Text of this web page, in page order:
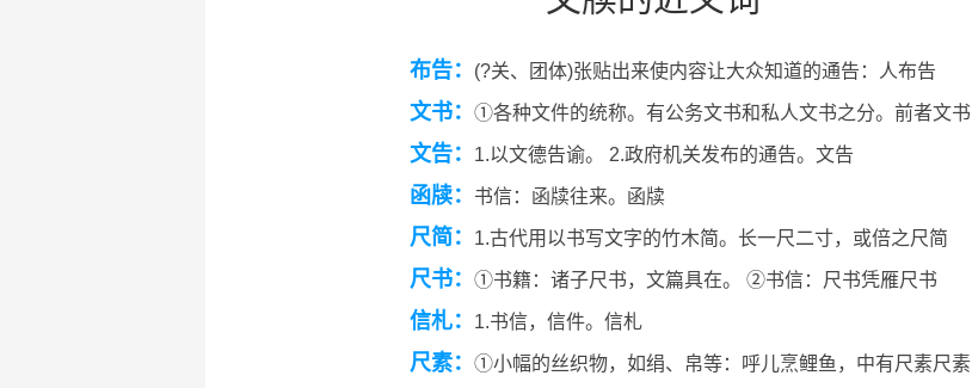
布告： (?关、团体)张贴出来使内容让大众知道的通告：人布告
文书： ①各种文件的统称。有公务文书和私人文书之分。前者文书
文告： 1.以文德告谕。 2.政府机关发布的通告。文告
函牍： 书信：函牍往来。函牍
尺简： 1.古代用以书写文字的竹木简。长一尺二寸，或倍之尺简
尺书： ①书籍：诸子尺书，文篇具在。 ②书信：尺书凭雁尺书
信札： 1.书信，信件。信札
尺素： ①小幅的丝织物，如绢、帛等：呼儿烹鲤鱼，中有尺素尺素